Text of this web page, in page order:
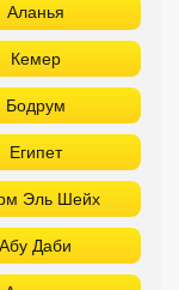
Аланья
Кемер
Бодрум
Египет
Эль Шейх
Абу Даби